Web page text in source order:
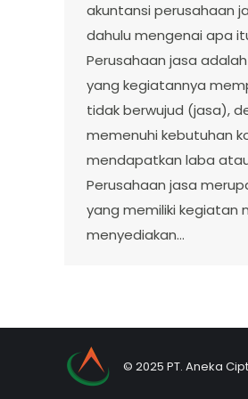
akuntansi perusahaan
dahulu mengenai apa
Perusahaan jasa
yang kegiatannya
tidak berwujud (jasa),
memenuhi kebutuhan
mendapatkan laba
Perusahaan jasa
yang memiliki kegiatan
menyediakan…
© 2025 PT. Aneka